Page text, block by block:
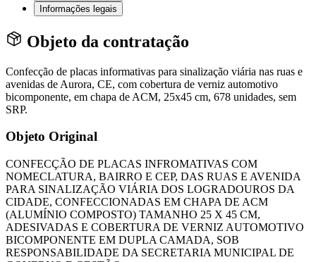
Informações legais
Objeto da contratação
Confecção de placas informativas para sinalização viária nas ruas e
avenidas de Aurora, CE, com cobertura de verniz automotivo
bicomponente, em chapa de ACM, 25x45 cm, 678 unidades, sem
SRP.
Objeto Original
CONFECÇÃO DE PLACAS INFROMATIVAS COM
NOMECLATURA, BAIRRO E CEP, DAS RUAS E AVENIDA
PARA SINALIZAÇÃO VIÁRIA DOS LOGRADOUROS DA
CIDADE, CONFECCIONADAS EM CHAPA DE ACM
(ALUMÍNIO COMPOSTO) TAMANHO 25 X 45 CM,
ADESIVADAS E COBERTURA DE VERNIZ AUTOMOTIVO
BICOMPONENTE EM DUPLA CAMADA, SOB
RESPONSABILIDADE DA SECRETARIA MUNICIPAL DE